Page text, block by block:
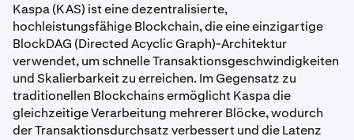
Kaspa (KAS) ist eine dezentralisierte,
hochleistungsfähige Blockchain, die eine einzigartige
BlockDAG (Directed Acyclic Graph)-Architektur
verwendet, um schnelle Transaktionsgeschwindigkeiten
und Skalierbarkeit zu erreichen. Im Gegensatz zu
traditionellen Blockchains ermöglicht Kaspa die
gleichzeitige Verarbeitung mehrerer Blöcke, wodurch
der Transaktionsdurchsatz verbessert und die Latenz